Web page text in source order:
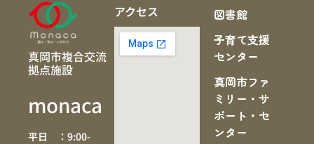
真岡市複合交流
拠点施設
monaca
平日 ：9:00-
アクセス
図書館
子育て支援
センター
真岡市ファ
ミリー・サ
ポート・セ
ンター